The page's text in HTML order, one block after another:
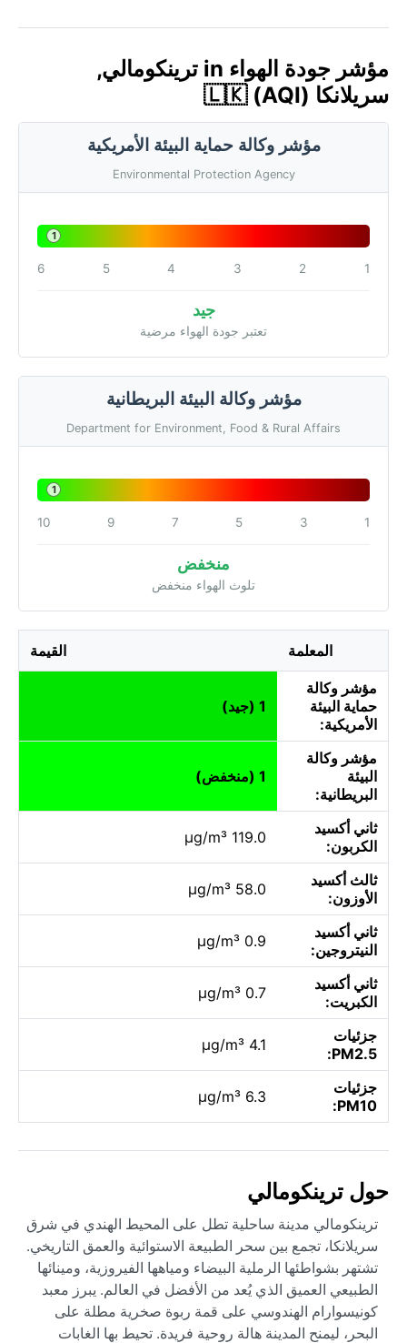
مؤشر جودة الهواء in ترينكومالي,
سريلانكا 🇱🇰 (AQI)
مؤشر وكالة حماية البيئة الأمريكية
Environmental Protection Agency
1
1
2
3
4
5
6
جيد
تعتبر جودة الهواء مرضية
مؤشر وكالة البيئة البريطانية
Department for Environment, Food & Rural Affairs
1
1
3
5
7
9
10
منخفض
تلوث الهواء منخفض
المعلمة القيمة
مؤشر وكالة
حماية البيئة
الأمريكية:
1 (جيد)
مؤشر وكالة
البيئة
البريطانية:
1 (منخفض)
ثاني أكسيد
الكربون:
119.0 µg/m³
ثالث أكسيد
الأوزون:
58.0 µg/m³
ثاني أكسيد
النيتروجين:
0.9 µg/m³
ثاني أكسيد
الكبريت:
0.7 µg/m³
جزئيات
PM2.5:
4.1 µg/m³
جزئيات
PM10:
6.3 µg/m³
حول ترينكومالي
ترينكومالي مدينة ساحلية تطل على المحيط الهندي في شرق
سريلانكا، تجمع بين سحر الطبيعة الاستوائية والعمق التاريخي.
تشتهر بشواطئها الرملية البيضاء ومياهها الفيروزية، ومينائها
الطبيعي العميق الذي يُعد من الأفضل في العالم. يبرز معبد
كونيسوارام الهندوسي على قمة ربوة صخرية مطلة على
البحر، ليمنح المدينة هالة روحية فريدة. تحيط بها الغابات